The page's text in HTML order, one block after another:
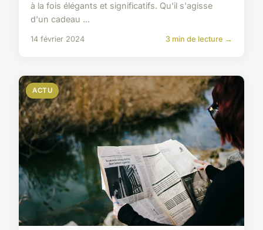
à la fois élégants et significatifs. Qu'il s'agisse
d'un cadeau ...
14 février 2024 3 min de lecture →
ACTU